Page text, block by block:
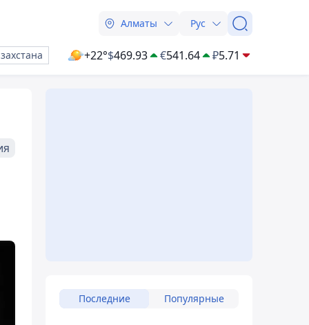
Алматы Рус
+22°$469.93 €541.64 ₽5.71
Последние Популярные